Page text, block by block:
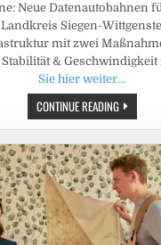
Neue Datenautobahnen
Siegen-
mit zwei
& Geschwindigkeit
Sie hier weiter…
CONTINUE READINGGIGABIT-
SCHNELLES
INTERNET
VON
NEUE
FÜR
ÜBER
2600
IM